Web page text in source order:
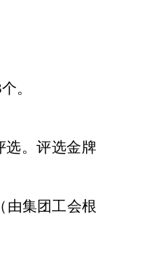
。
选。评选金牌
由集团工会根